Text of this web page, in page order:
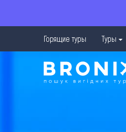
Горящие туры Туры